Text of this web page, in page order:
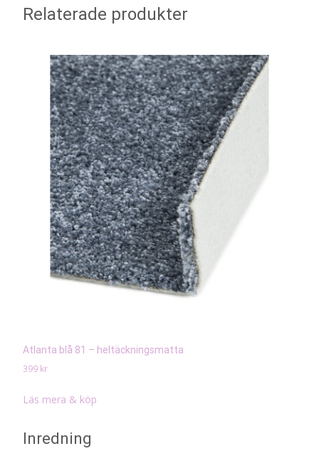
Relaterade produkter
Atlanta blå 81 – heltäckningsmatta
399 kr
Läs mera & köp
Inredning